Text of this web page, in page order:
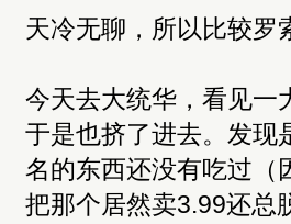
天冷无聊，所以比较罗
今天去大统华，看见一
于是也挤了进去。发现
名的东西还没有吃过
把那个居然卖3.99还总